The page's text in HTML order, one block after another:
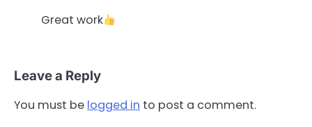
Great work
Leave a Reply
You must be logged in to post a comment.